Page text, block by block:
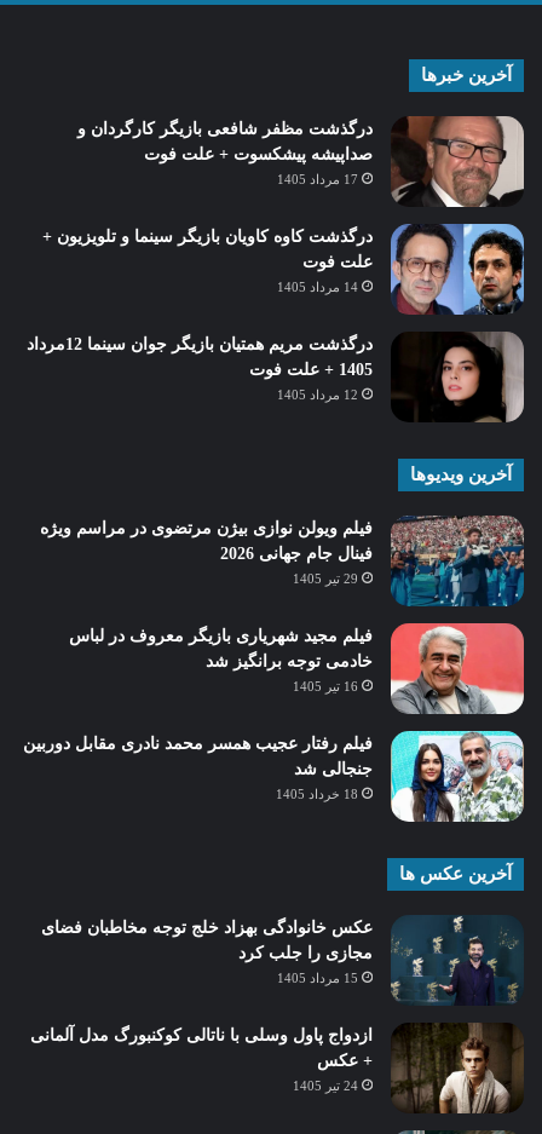
آخرین خبرها
درگذشت مظفر شافعی بازیگر کارگردان و
صداپیشه پیشکسوت + علت فوت
17 مرداد 1405
درگذشت کاوه کاویان بازیگر سینما و تلویزیون +
علت فوت
14 مرداد 1405
درگذشت مریم همتیان بازیگر جوان سینما 12مرداد
1405 + علت فوت
12 مرداد 1405
آخرین ویدیوها
فیلم ویولن نوازی بیژن مرتضوی در مراسم ویژه
فینال جام جهانی 2026
29 تیر 1405
فیلم مجید شهریاری بازیگر معروف در لباس
خادمی توجه برانگیز شد
16 تیر 1405
فیلم رفتار عجیب همسر محمد نادری مقابل دوربین
جنجالی شد
18 خرداد 1405
آخرین عکس ها
عکس خانوادگی بهزاد خلج توجه مخاطبان فضای
مجازی را جلب کرد
15 مرداد 1405
ازدواج پاول وسلی با ناتالی کوکنبورگ مدل آلمانی
+ عکس
24 تیر 1405